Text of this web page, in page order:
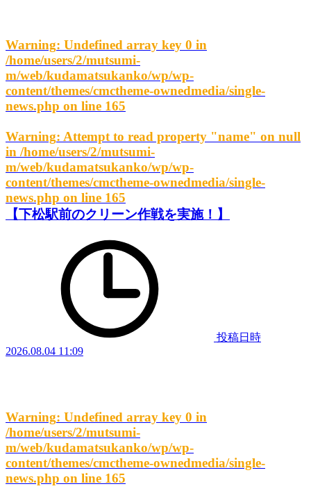
Warning: Undefined array key 0 in
/home/users/2/mutsumi-
m/web/kudamatsukanko/wp/wp-
content/themes/cmctheme-ownedmedia/single-
news.php on line 165
Warning: Attempt to read property "name" on null
in /home/users/2/mutsumi-
m/web/kudamatsukanko/wp/wp-
content/themes/cmctheme-ownedmedia/single-
news.php on line 165
【下松駅前のクリーン作戦を実施！】
投稿日時
2026.08.04 11:09
Warning: Undefined array key 0 in
/home/users/2/mutsumi-
m/web/kudamatsukanko/wp/wp-
content/themes/cmctheme-ownedmedia/single-
news.php on line 165